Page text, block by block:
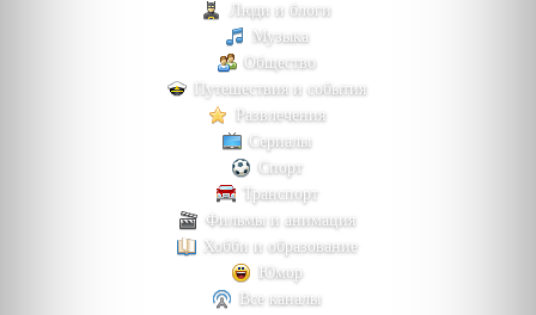
Люди и блоги
Музыка
Общество
Путешествия и события
Развлечения
Сериалы
Спорт
Транспорт
Фильмы и анимация
Хобби и образование
Юмор
Все каналы